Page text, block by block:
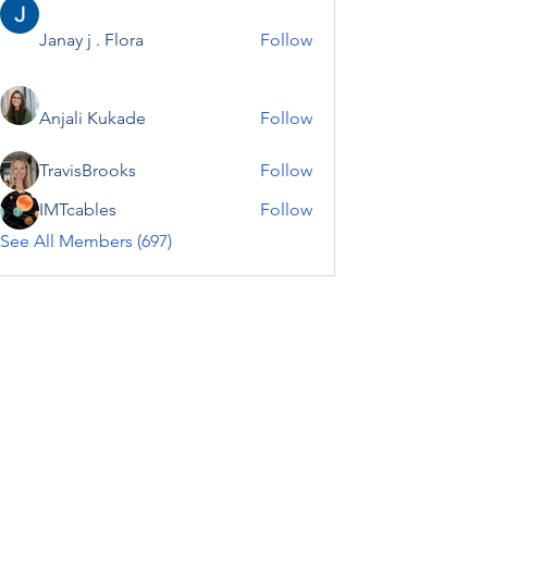
Janay j . Flora Follow
Anjali Kukade Follow
TravisBrooks
Follow
IMTcables
Follow
See All Members (697)